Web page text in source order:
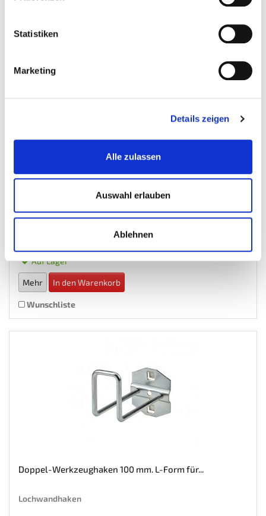
Statistiken
Marketing
Details zeigen
Alle zulassen
Auswahl erlauben
Ablehnen
Lochwandhaken
€ 2,50
Auf Lager
Mehr In den Warenkorb
Wunschliste
Doppel-Werkzeughaken 100 mm. L-Form für...
Lochwandhaken